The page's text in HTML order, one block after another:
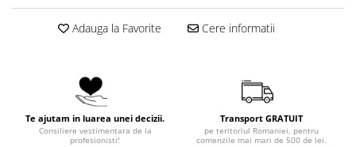
Adauga la Favorite Cere informatii
Te ajutam in luarea unei decizii.
Consiliere vestimentara de la
profesionisti!
Transport GRATUIT
pe teritoriul Romaniei, pentru
comenzile mai mari de 500 de lei.